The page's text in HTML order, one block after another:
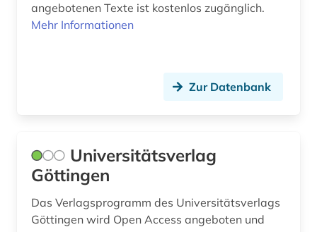
angebotenen Texte ist kostenlos zugänglich.
Mehr Informationen
Zur Datenbank
Universitätsverlag
Göttingen
Das Verlagsprogramm des Universitätsverlags
Göttingen wird Open Access angeboten und